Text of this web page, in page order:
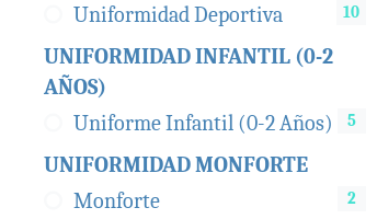
Uniformidad Deportiva
10
UNIFORMIDAD INFANTIL (0-2
AÑOS)
Uniforme Infantil (0-2 Años)
5
UNIFORMIDAD MONFORTE
Monforte
2